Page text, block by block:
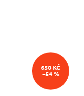
650 KČ
–54 %